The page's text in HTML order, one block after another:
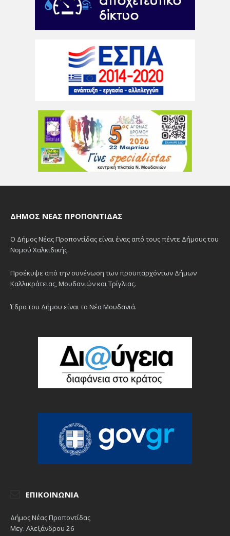
ΔΉΜΟΣ ΝΈΑΣ ΠΡΟΠΟΝΤΊΔΑΣ
Ο Δήμος Νέας Προποντίδας είναι ένας από τους πέντε Δήμους του
Νομού Χαλκιδικής.
Προέκυψε από την συνένωση των προϋπαρχόντων Δήμων
Καλλικράτειας, Μουδανιών και Τρίγλιας.
Έδρα του Δήμου είναι τα Νέα Μουδανιά.
ΕΠΙΚΟΙΝΩΝΊΑ
Δήμος Νέας Προποντίδας
Μεγ. Αλεξάνδρου 26